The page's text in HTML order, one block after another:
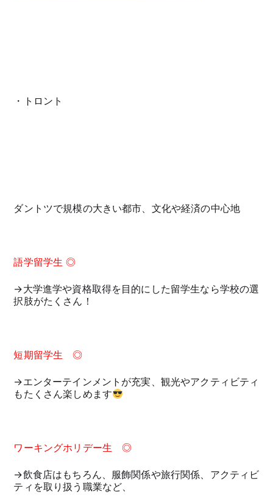
・トロント
ダントツで規模の大きい都市、文化や経済の中心地
語学留学生 ◎
→大学進学や資格取得を目的にした留学生なら学校の選
択肢がたくさん！
短期留学生 ◎
→エンターテインメントが充実、観光やアクティビティ
もたくさん楽しめます
ワーキングホリデー生 ◎
→飲食店はもちろん、服飾関係や旅行関係、アクティビ
ティを取り扱う職業など、